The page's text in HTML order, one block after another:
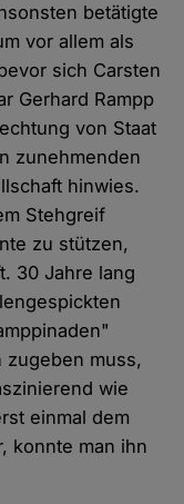
betätigte
vor allem als
sich Carsten
Gerhard Rampp
von Staat
zunehmenden
hinwies.
Stehgreif
zu stützen,
30 Jahre lang
zugeben muss,
wie
einmal dem
konnte man ihn